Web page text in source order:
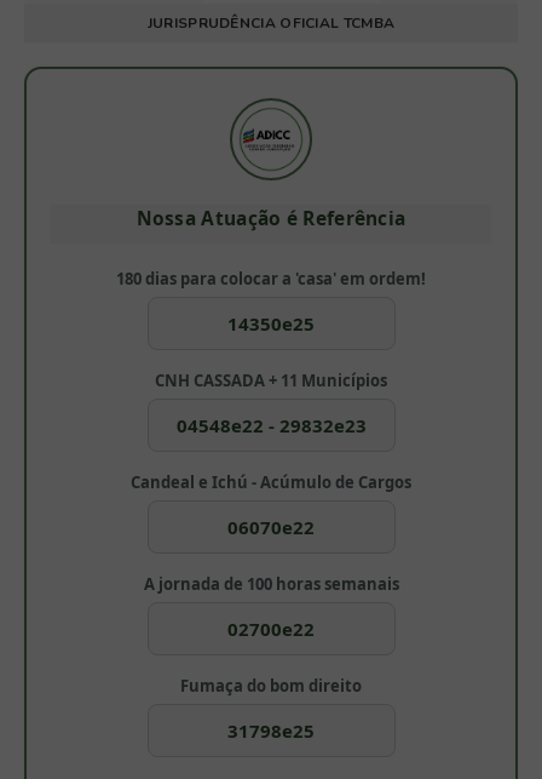
JURISPRUDÊNCIA OFICIAL TCMBA
Nossa Atuação é Referência
180 dias para colocar a 'casa' em ordem!
14350e25
CNH CASSADA + 11 Municípios
04548e22 - 29832e23
Candeal e Ichú - Acúmulo de Cargos
06070e22
A jornada de 100 horas semanais
02700e22
Fumaça do bom direito
31798e25